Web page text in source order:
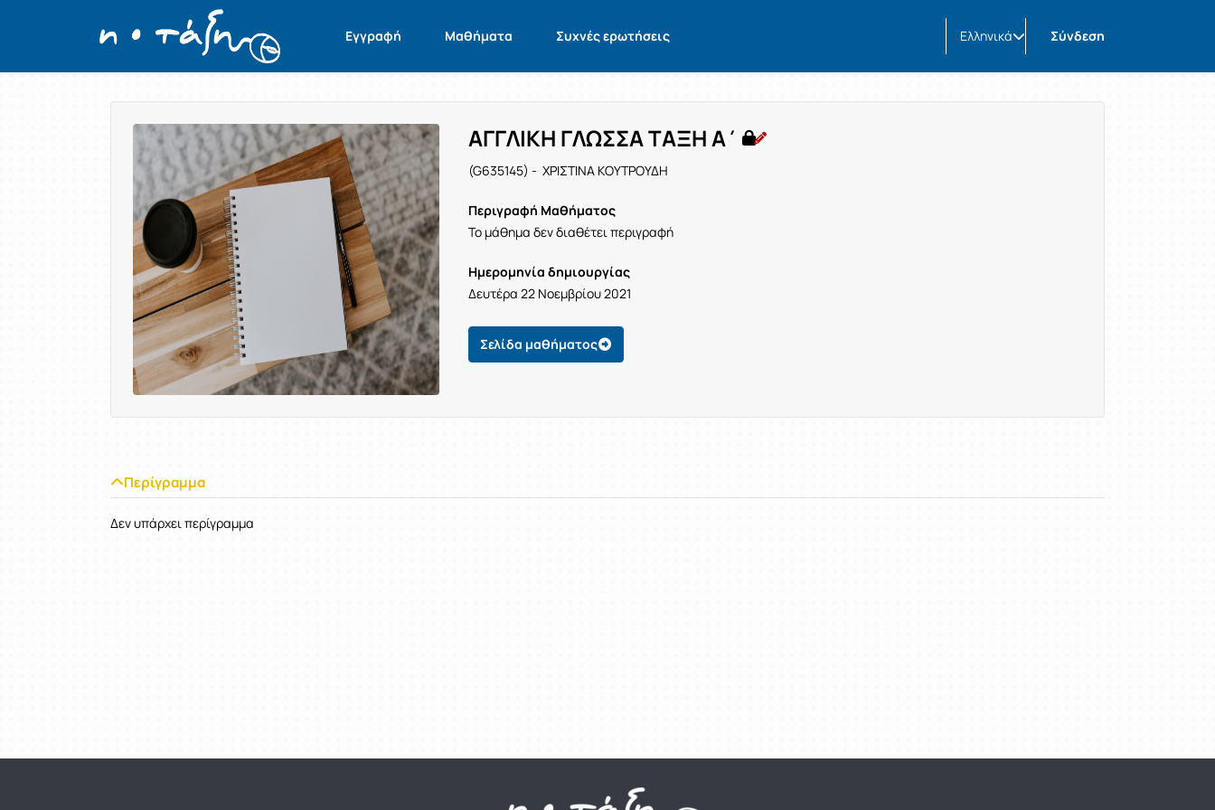
Εγγραφή Μαθήματα Συχνές ερωτήσεις Ελληνικά Σύνδεση
Παρουσίαση/Προβολή
ΑΓΓΛΙΚΗ ΓΛΩΣΣΑ ΤΑΞΗ Α΄
(G635145) - ΧΡΙΣΤΙΝΑ ΚΟΥΤΡΟΥΔΗ
Περιγραφή Μαθήματος
Το μάθημα δεν διαθέτει περιγραφή
Ημερομηνία δημιουργίας
Δευτέρα 22 Νοεμβρίου 2021
Σελίδα μαθήματος
Περίγραμμα
Δεν υπάρχει περίγραμμα